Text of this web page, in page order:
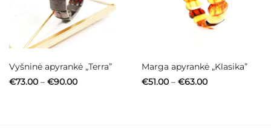
Vyšninė apyrankė „Terra”
€73.00 – €90.00Price
Marga apyrankė „Klasika”
€51.00 – €63.00Price